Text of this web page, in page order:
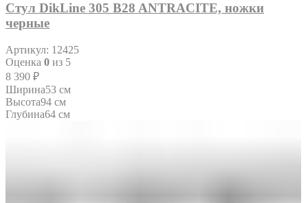
Стул DikLine 305 B28 ANTRACITE, ножки
черные
Артикул: 12425
Оценка 0 из 5
8 390 ₽
Ширина53 см
Высота94 см
Глубина64 см